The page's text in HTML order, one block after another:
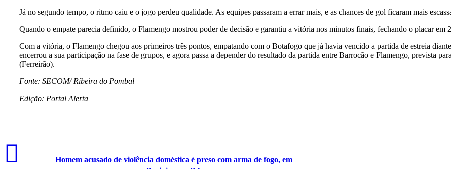
Já no segundo tempo, o ritmo caiu e o jogo perdeu qualidade. As equipes passaram a errar mais, e as chances de gol ficaram mais
Quando o empate parecia definido, o Flamengo mostrou poder de decisão e garantiu a vitória nos minutos finais, fechando o placar em
Com a vitória, o Flamengo chegou aos primeiros três pontos, empatando com o Botafogo que já havia vencido a partida de estreia
encerrou a sua participação na fase de grupos, e agora passa a depender do resultado da partida entre Barrocão e Flamengo, prevista
(Ferreirão).
Fonte: SECOM/ Ribeira do Pombal
Edição: Portal Alerta
Homem acusado de violência doméstica é preso com arma de fogo, em